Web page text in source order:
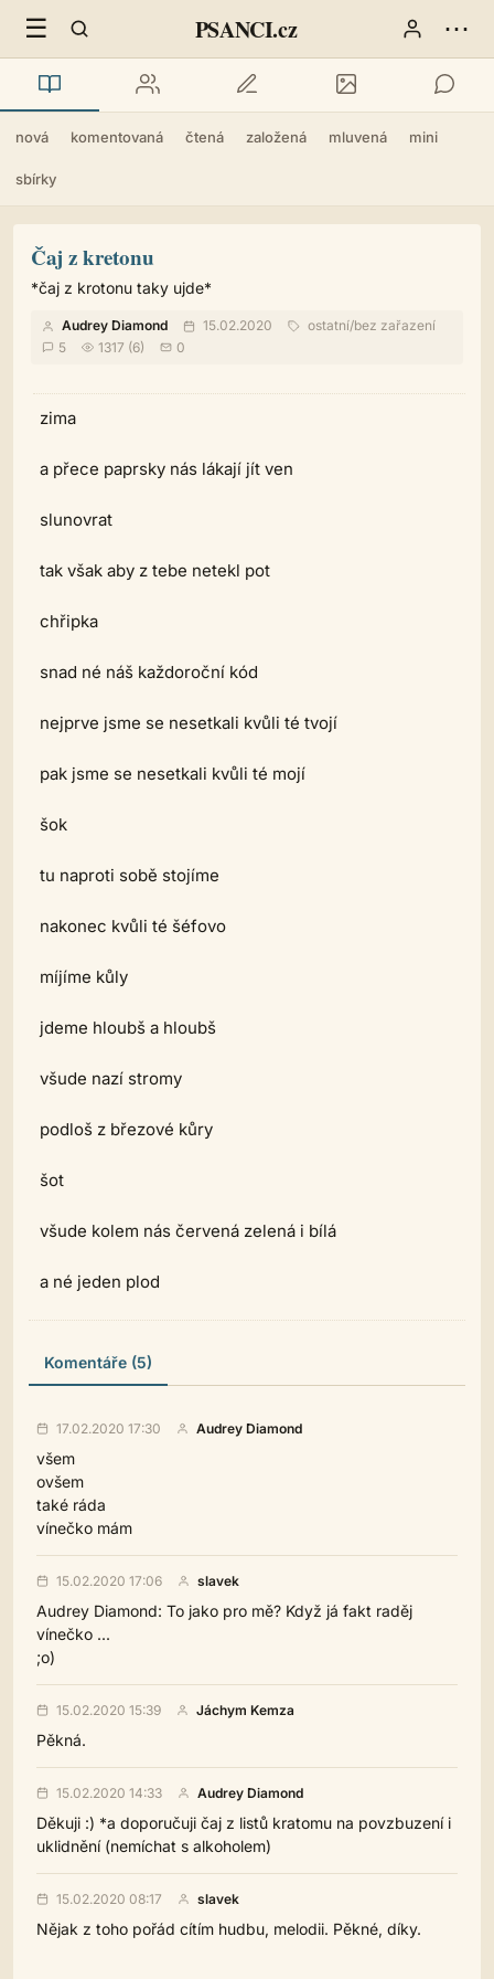
☰ PSANCI.cz ⋯
nová komentovaná čtená založená mluvená mini
sbírky
Čaj z kretonu
*čaj z krotonu taky ujde*
Audrey Diamond 15.02.2020 ostatní/bez zařazení
5
1317 (6) 0
zima
a přece paprsky nás lákají jít ven
slunovrat
tak však aby z tebe netekl pot
chřipka
snad né náš každoroční kód
nejprve jsme se nesetkali kvůli té tvojí
pak jsme se nesetkali kvůli té mojí
šok
tu naproti sobě stojíme
nakonec kvůli té šéfovo
míjíme kůly
jdeme hloubš a hloubš
všude nazí stromy
podloš z březové kůry
šot
všude kolem nás červená zelená i bílá
a né jeden plod
Komentáře (5)
17.02.2020 17:30 Audrey Diamond
všem
ovšem
také ráda
vínečko mám
15.02.2020 17:06 slavek
Audrey Diamond: To jako pro mě? Když já fakt raděj
vínečko ...
;o)
15.02.2020 15:39 Jáchym Kemza
Pěkná.
15.02.2020 14:33 Audrey Diamond
Děkuji :) *a doporučuji čaj z listů kratomu na povzbuzení i
uklidnění (nemíchat s alkoholem)
15.02.2020 08:17 slavek
Nějak z toho pořád cítím hudbu, melodii. Pěkné, díky.